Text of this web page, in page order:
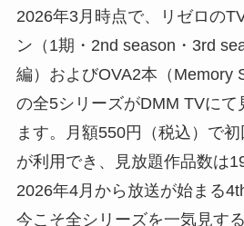
2026年3月時点で、リゼロの
ン（1期・2nd season・3rd
編）およびOVA2本（Memory
の全5シリーズがDMM TVにて
ます。月額550円（税込）で
が利用でき、見放題作品数は
2026年4月から放送が始まる
今こそ全シリーズを一気見す